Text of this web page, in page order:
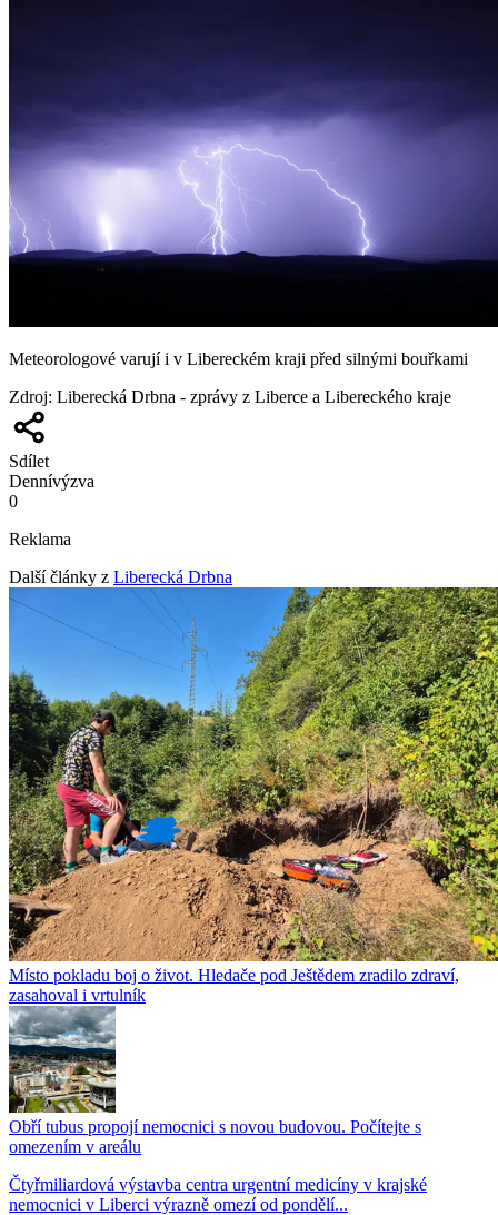
Meteorologové varují i v Libereckém kraji před silnými bouřkami
Zdroj: Liberecká Drbna - zprávy z Liberce a Libereckého kraje
Sdílet
Dennívýzva
0
Reklama
Další články z Liberecká Drbna
Místo pokladu boj o život. Hledače pod Ještědem zradilo zdraví,
zasahoval i vrtulník
Obří tubus propojí nemocnici s novou budovou. Počítejte s
omezením v areálu
Čtyřmiliardová výstavba centra urgentní medicíny v krajské
nemocnici v Liberci výrazně omezí od pondělí...